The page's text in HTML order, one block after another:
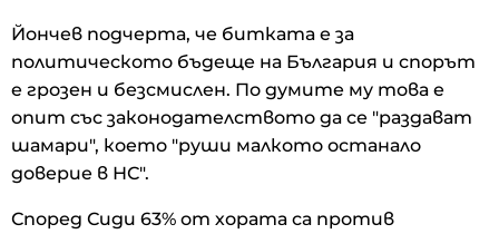
Йончев подчерта, че битката е за
политическото бъдеще на България и спорът
е грозен и безсмислен. По думите му това е
опит със законодателството да се "раздават
шамари", което "руши малкото останало
доверие в НС".
Според Сиди 63% от хората са против